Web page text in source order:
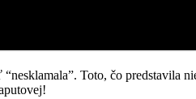
Toto, čo predstavila